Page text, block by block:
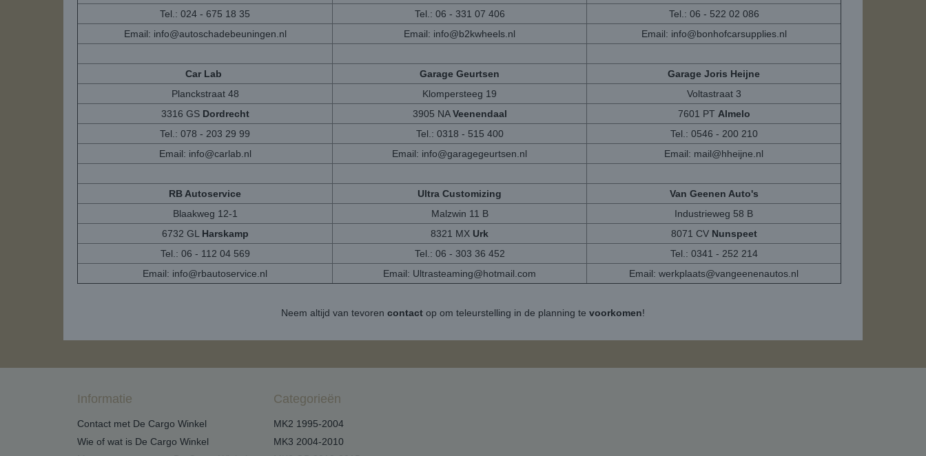
Tel.: 024 - 675 18 35
Tel.: 06 - 331 07 406
Tel.: 06 - 522 02 086
Email: info@autoschadebeuningen.nl Email: info@b2kwheels.nl Email: info@bonhofcarsupplies.nl
Car Lab Garage Geurtsen
Garage Joris Heijne
Planckstraat 48
Klompersteeg 19
Voltastraat 3
3316 GS Dordrecht 3905 NAVeenendaal 7601 PT Almelo
Tel.: 078 - 203 29 99
Tel.: 0318 - 515 400
Tel.: 0546 - 200 210
Email: info@carlab.nl Email: info@garagegeurtsen.nl Email: mail@hheijne.nl
RB Autoservice Ultra Customizing
Van Geenen Auto's
Blaakweg 12-1
Malzwin 11 B
Industrieweg 58 B
6732 GL Harskamp 8321 MX Urk 8071 CV Nunspeet
Tel.: 06 - 112 04 569
Tel.: 06 - 303 36 452
Tel.: 0341 - 252 214
Email: info@rbautoservice.nl Email: Ultrasteaming@hotmail.com Email: werkplaats@vangeenenautos.nl
Neem altijd van tevoren contact op om teleurstelling in de planning te voorkomen!
Informatie
Contact met De Cargo Winkel
Wie of wat is De Cargo Winkel
Categorieën
MK2 1995-2004
MK3 2004-2010